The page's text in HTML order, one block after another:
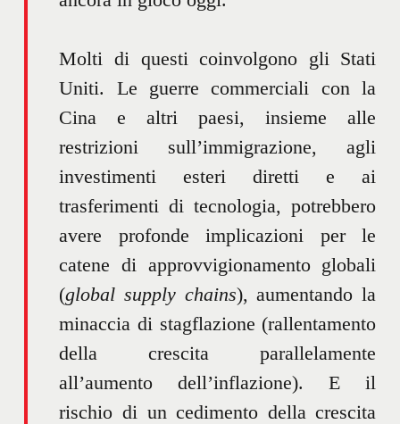
Molti di questi coinvolgono gli Stati
Uniti. Le guerre commerciali con la
Cina e altri paesi, insieme alle
restrizioni sull’immigrazione, agli
investimenti esteri diretti e ai
trasferimenti di tecnologia, potrebbero
avere profonde implicazioni per le
catene di approvvigionamento globali
(global supply chains), aumentando la
minaccia di stagflazione (rallentamento
della crescita parallelamente
all’aumento dell’inflazione). E il
rischio di un cedimento della crescita